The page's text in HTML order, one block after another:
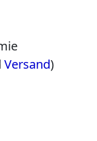
Versand)